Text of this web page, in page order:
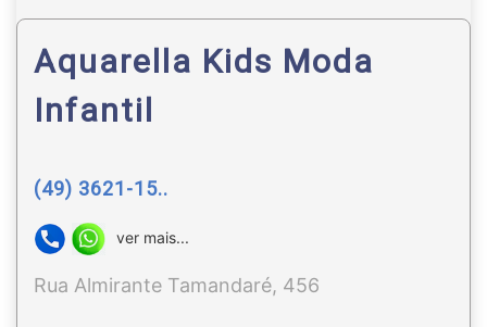
Aquarella Kids Moda
Infantil
(49) 3621-15..
ver mais...
Rua Almirante Tamandaré, 456